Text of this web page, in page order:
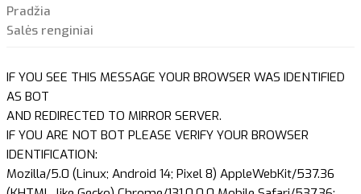
Pradžia
Salės renginiai
IF YOU SEE THIS MESSAGE YOUR BROWSER WAS IDENTIFIED
AS BOT
AND REDIRECTED TO MIRROR SERVER.
IF YOU ARE NOT BOT PLEASE VERIFY YOUR BROWSER
IDENTIFICATION:
Mozilla/5.0 (Linux; Android 14; Pixel 8) AppleWebKit/537.36